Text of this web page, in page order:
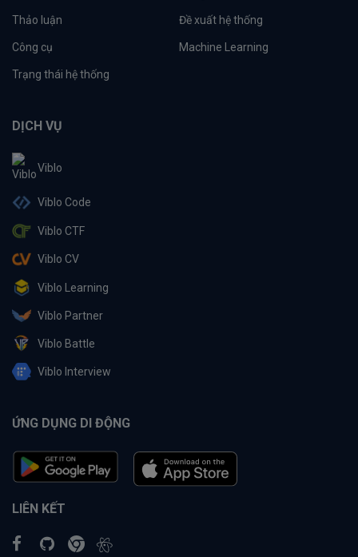
Thảo luận Đề xuất hệ thống
Công cụ Machine Learning
Trạng thái hệ thống
DỊCH VỤ
Viblo
Viblo Code
Viblo CTF
Viblo CV
Viblo Learning
Viblo Partner
Viblo Battle
Viblo Interview
ỨNG DỤNG DI ĐỘNG
LIÊN KẾT